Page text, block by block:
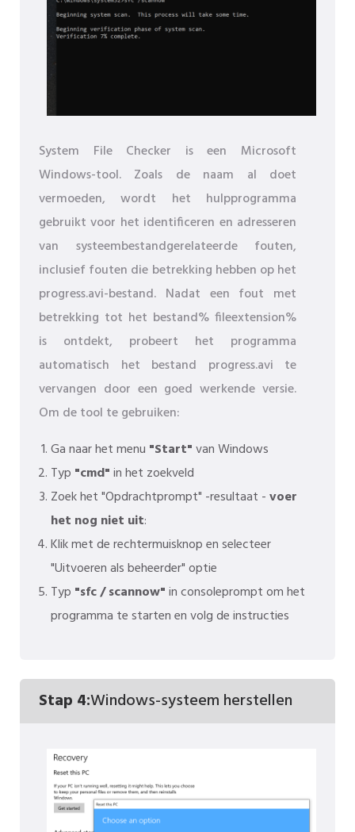
System File Checker is een Microsoft
Windows-tool. Zoals de naam al doet
vermoeden, wordt het hulpprogramma
gebruikt voor het identificeren en adresseren
van systeembestandgerelateerde fouten,
inclusief fouten die betrekking hebben op het
progress.avi-bestand. Nadat een fout met
betrekking tot het bestand% fileextension%
is ontdekt, probeert het programma
automatisch het bestand progress.avi te
vervangen door een goed werkende versie.
Om de tool te gebruiken:
Ga naar het menu "Start"van Windows
Typ "cmd"in het zoekveld
Zoek het "Opdrachtprompt" -resultaat -voer
het nog niet uit:
Klik met de rechtermuisknop en selecteer
"Uitvoeren als beheerder" optie
Typ "sfc / scannow"in consoleprompt om het
programma te starten en volg de instructies
Stap 4:Windows-systeem herstellen